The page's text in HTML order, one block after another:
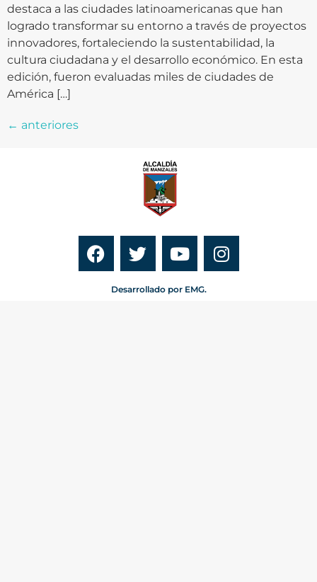
destaca a las ciudades latinoamericanas que han
logrado transformar su entorno a través de proyectos
innovadores, fortaleciendo la sustentabilidad, la
cultura ciudadana y el desarrollo económico. En esta
edición, fueron evaluadas miles de ciudades de
América […]
← anteriores
Desarrollado por EMG.